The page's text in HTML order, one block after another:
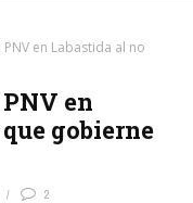
en Labastida al no
en
gobierne
2